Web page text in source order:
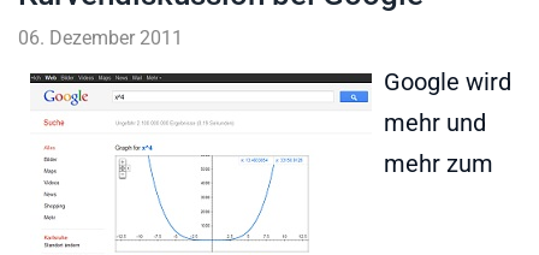
06. Dezember 2011
Google wird
mehr und
mehr zum